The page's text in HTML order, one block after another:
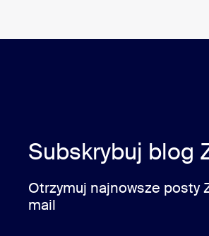
Subskrybuj blog
Otrzymuj najnowsze posty
mail